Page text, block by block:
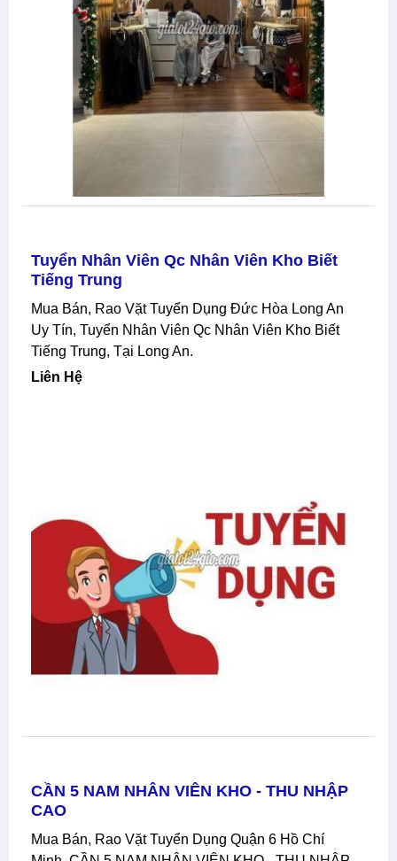
Tuyển Nhân Viên Qc Nhân Viên Kho Biết
Tiếng Trung
Mua Bán, Rao Vặt Tuyển Dụng Đức Hòa Long An
Uy Tín, Tuyển Nhân Viên Qc Nhân Viên Kho Biết
Tiếng Trung, Tại Long An.
Liên Hệ
CẦN 5 NAM NHÂN VIÊN KHO - THU NHẬP
CAO
Mua Bán, Rao Vặt Tuyển Dụng Quận 6 Hồ Chí